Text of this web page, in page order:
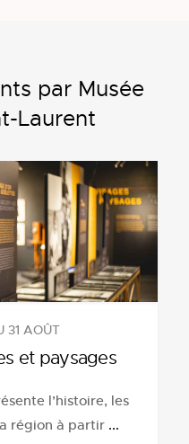
par Musée
Laurent
31 AOÛT
et paysages
l’histoire, les
région à partir ...